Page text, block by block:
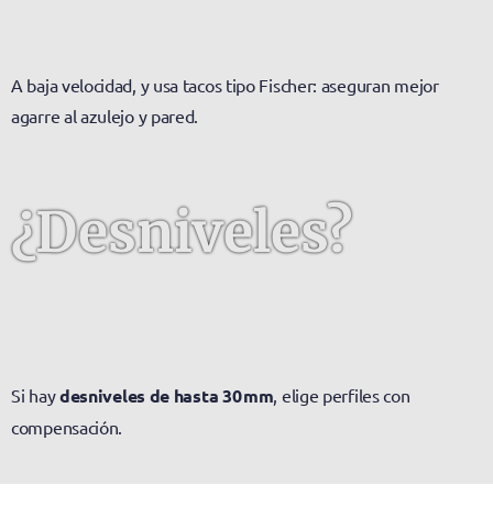
A baja velocidad, y usa tacos tipo Fischer: aseguran mejor
agarre al azulejo y pared.
¿Desniveles?
Si haydesniveles de hasta 30 mm , elige perfiles con
compensación.